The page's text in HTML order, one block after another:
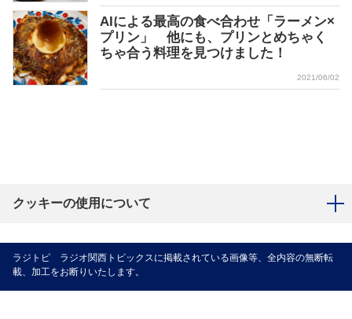
AIによる最高の食べ合わせ「ラーメン×
プリン」 他にも、プリンとめちゃく
ちゃ合う料理を見つけました！
2021/06/02
クッキーの使用について
ラジトピ ラジオ関西トピックスに掲載されている画像等、全内容の無断転
載、加工をお断りいたします。